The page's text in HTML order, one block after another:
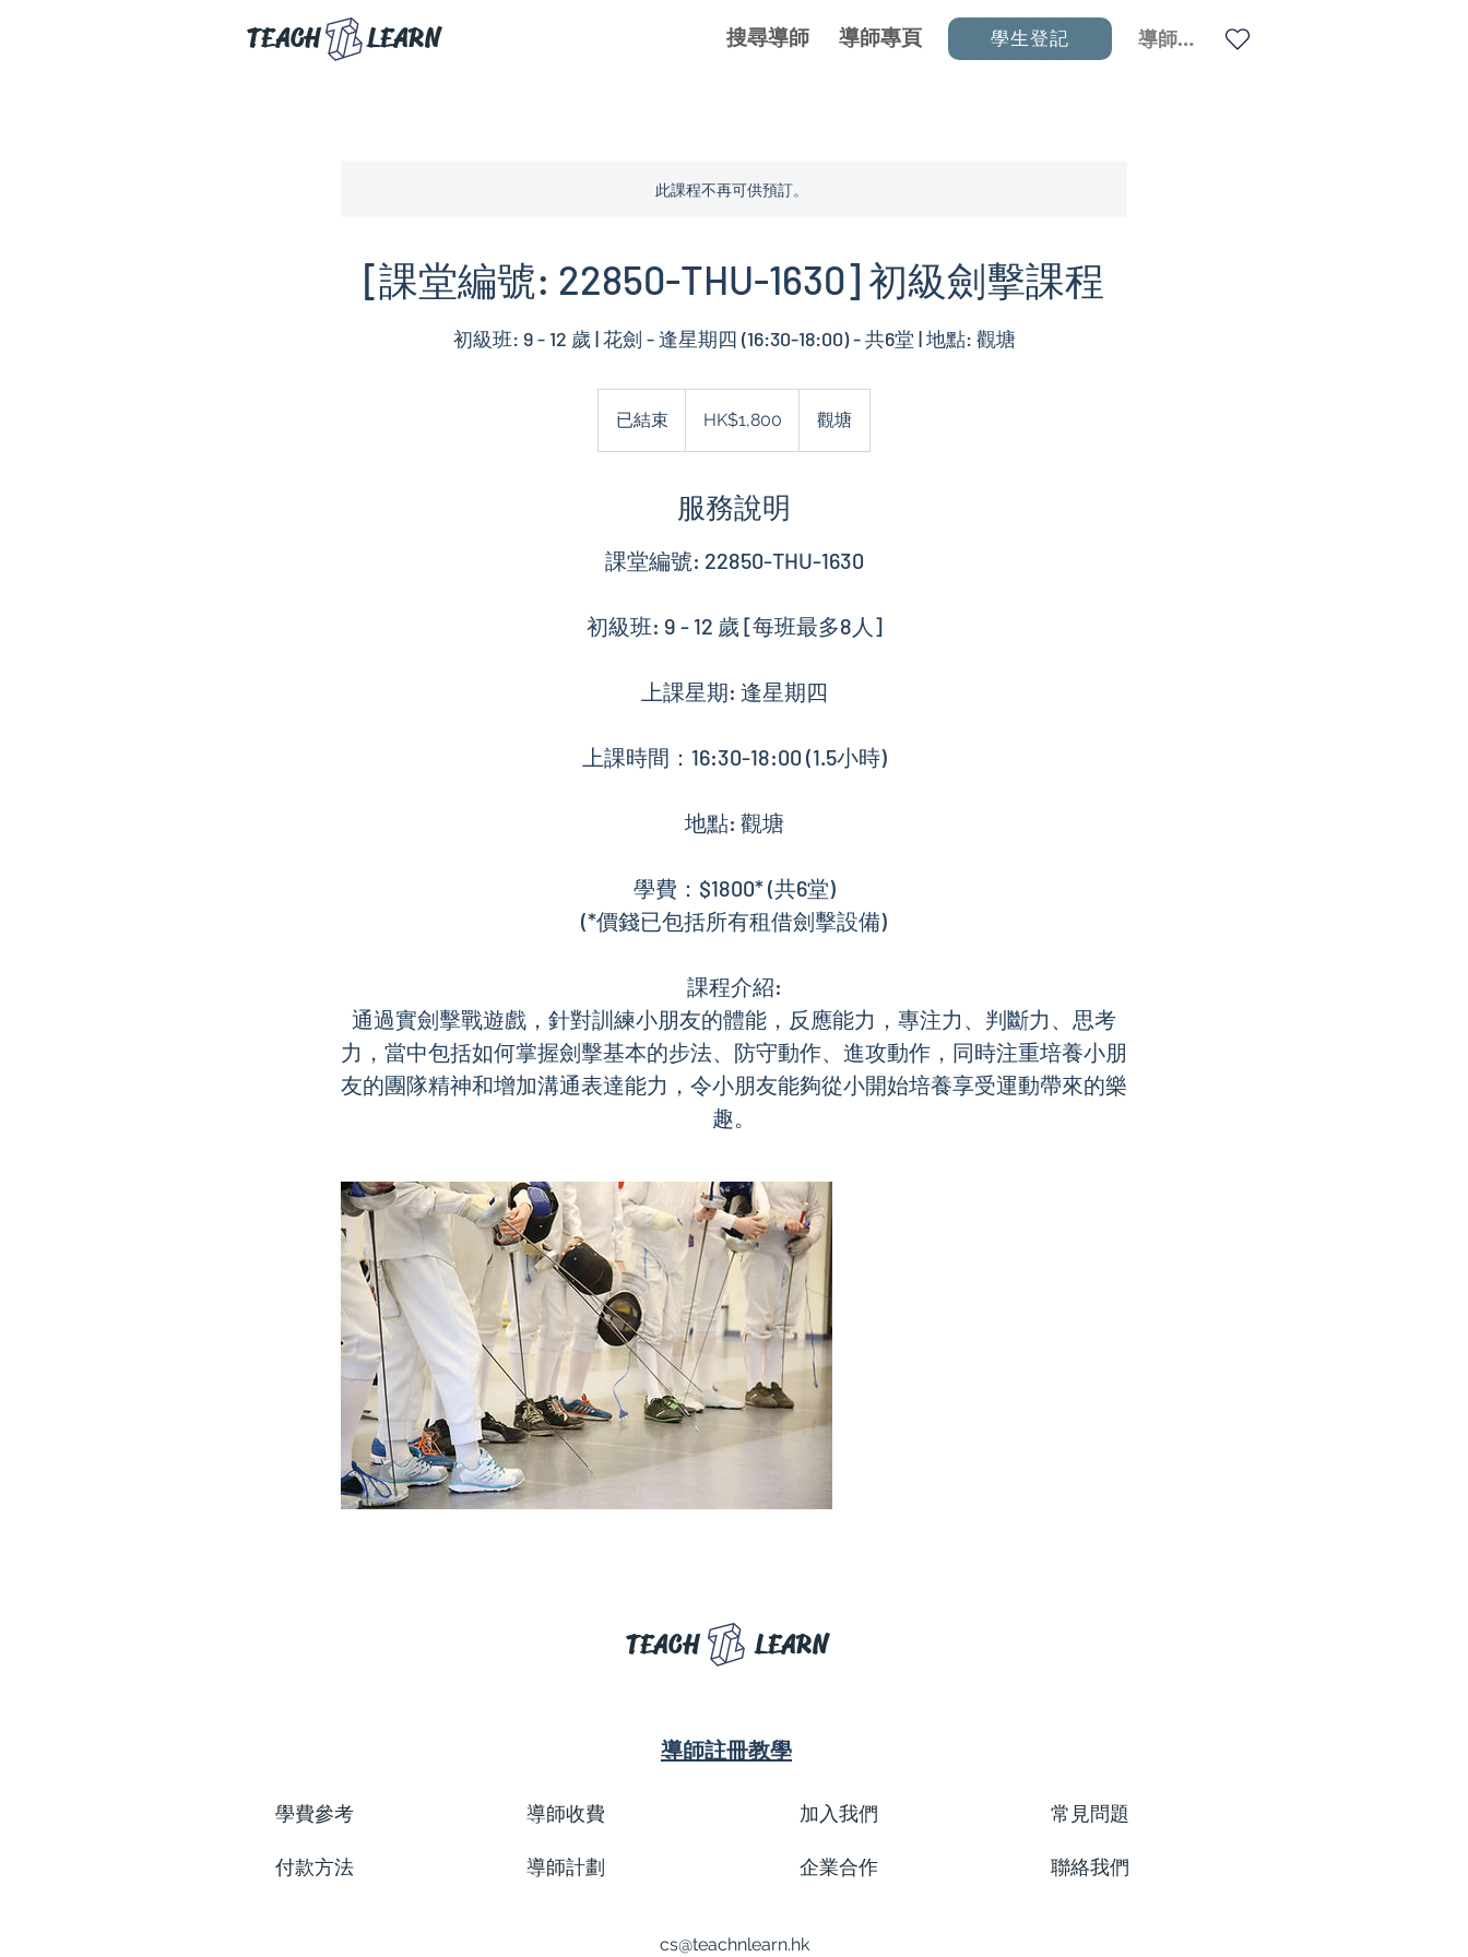
TEACH LEARN 搜尋導師 導師專頁 導師登入
學生登記
此課程不再可供預訂。
[課堂編號: 22850-THU-1630] 初級劍擊課程
初級班: 9 - 12 歲 | 花劍 - 逢星期四 (16:30-18:00) - 共6堂 | 地點: 觀塘
已結束
結
HK$1,800 觀塘
服務說明
課堂編號: 22850-THU-1630
初級班: 9 - 12 歲 [每班最多8人]
上課星期: 逢星期四
上課時間：16:30-18:00 (1.5小時)
地點: 觀塘
學費：$1800* (共6堂)
(*價錢已包括所有租借劍擊設備)
課程介紹:
通過實劍擊戰遊戲，針對訓練小朋友的體能，反應能力，專注力、判斷力、思考
力，當中包括如何掌握劍擊基本的步法、防守動作、進攻動作，同時注重培養小朋
友的團隊精神和增加溝通表達能力，令小朋友能夠從小開始培養享受運動帶來的樂
TEACH LEARN
導師註冊教學
學費參考
付款方法
導師收費
導師計劃
加入我們
企業合作
常見問題
聯絡我們
cs@teachnlearn.hk